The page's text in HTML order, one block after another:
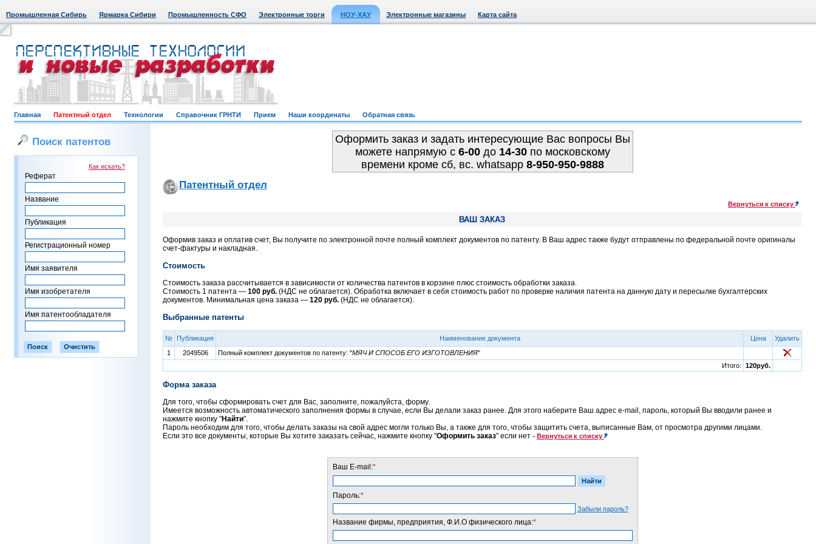
Промышленная Сибирь Ярмарка Сибири Промышленность СФО Электронные торги НОУ-ХАУ Электронные магазины Карта сайта
Главная Патентный отдел Технологии Справочник ГРНТИ Прием Наши координаты Обратная связь
Поиск патентов
Как искать?
Реферат
Название
Публикация
Регистрационный номер
Имя заявителя
Имя изобретателя
Имя патентообладателя
Оформить заказ и задать интересующие Вас вопросы Вы
можете напрямую c 6-00до 14-30по московскому
времени кроме сб, вс. whatsapp 8-950-950-9888
Патентный отдел
Вернуться к списку
ВАШ ЗАКАЗ
Оформив заказ и оплатив счет, Вы получите по электронной почте полный комплект документов по патенту. В Ваш адрес также будут отправлены по федеральной почте оригиналы
счет-фактуры и накладная.
Стоимость
Стоимость заказа рассчитывается в зависимости от количества патентов в корзине плюс стоимость обработки заказа.
Стоимость 1 патента — 100 руб. (НДС не облагается). Обработка включает в себя стоимость работ по проверке наличия патента на данную дату и пересылке бухгалтерских
документов. Минимальная цена заказа — 120 руб. (НДС не облагается).
Выбранные патенты
№ Публикация Наименование документа Цена
Удалить
1
2049506 Полный комплект документов по патенту: "МЯЧ И СПОСОБ ЕГО ИЗГОТОВЛЕНИЯ"
Итого:
120руб.
Форма заказа
Для того, чтобы сформировать счет для Вас, заполните, пожалуйста, форму.
Имеется возможность автоматического заполнения формы в случае, если Вы делали заказ ранее. Для этого наберите Ваш адрес e-mail, пароль, который Вы вводили ранее и
нажмите кнопку "Найти".
Пароль необходим для того, чтобы делать заказы на свой адрес могли только Вы, а также для того, чтобы защитить счета, выписанные Вам, от просмотра другими лицами.
Если это все документы, которые Вы хотите заказать сейчас, нажмите кнопку "Оформить заказ" если нет - Вернуться к списку
Ваш E-mail:*
Пароль:*
Забыли пароль?
Название фирмы, предприятия, Ф.И.О физического лица:*